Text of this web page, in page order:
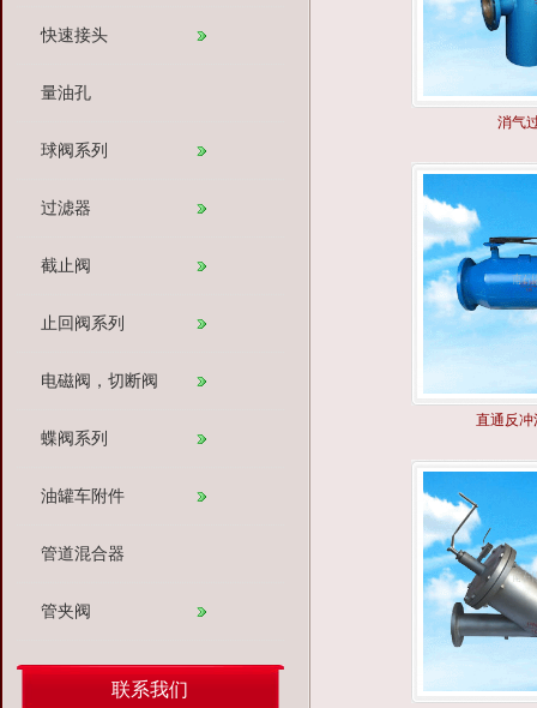
快速接头
量油孔
球阀系列
过滤器
截止阀
止回阀系列
电磁阀，切断阀
蝶阀系列
油罐车附件
管道混合器
管夹阀
联系我们
消气
直通反冲